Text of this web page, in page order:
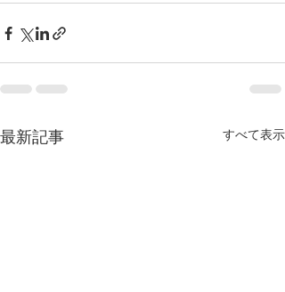
最新記事 すべて表示